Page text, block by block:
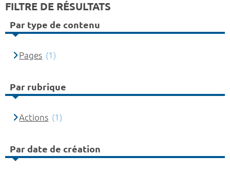
FILTRE DE RÉSULTATS
Par type de contenu
Pages (1)
Par rubrique
Actions (1)
Par date de création